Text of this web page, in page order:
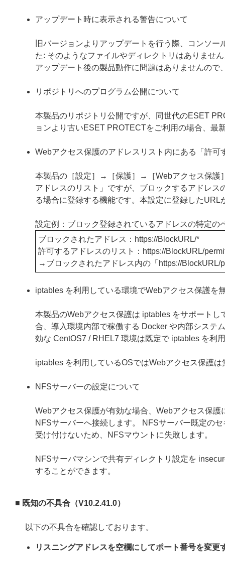
アップデート時に表示される警告について
旧バージョンよりアップデートを行う際、コンソ
た: そのようなファイルやディレクトリはありませ
アップデート後の製品動作に問題はありませんので
リポジトリへのプログラム公開について
本製品のリポジトリ公開ですが、同世代のESET
ョンより古いESET PROTECTをご利用の場合、最
Webアクセス保護のアドレスリスト内にある「許可
本製品の［設定］→［保護］→［Webアクセス保
アドレスのリスト」ですが、ブロックするアドレ
る場合に登録する機能です。本設定に登録した
設定例：ブロック登録されているアドレスの特定の
ブロックされたアドレス：https://BlockURL/*
許可するアドレスのリスト：https://BlockURL/
→ブロックされたアドレス内の「https://BlockURL/
iptables を利用している環境でWebアクセス保護を
本製品のWebアクセス保護は iptables をサポート
合、導入環境内部で稼働する Docker や内部システ
効な CentOS7 / RHEL7 環境は既定で iptables を利
iptables を利用しているOSではWebアクセス保護
NFSサーバーの設定について
Webアクセス保護が有効な場合、Webアクセス保
NFSサーバーへ接続します。 NFSサーバー既定の
受け付けないため、NFSマウントに失敗します。
NFSサーバマシンで共有ディレクトリ設定を
することができます。
■ 既知の不具合（V10.2.41.0）
以下の不具合を確認しております。
リスニングアドレスを空欄にしてポート番号を変